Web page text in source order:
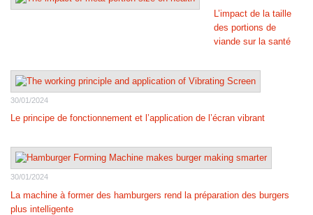
L’impact de la taille
des portions de
viande sur la santé
30/01/2024
Le principe de fonctionnement et l’application de l’écran vibrant
30/01/2024
La machine à former des hamburgers rend la préparation des burgers
plus intelligente